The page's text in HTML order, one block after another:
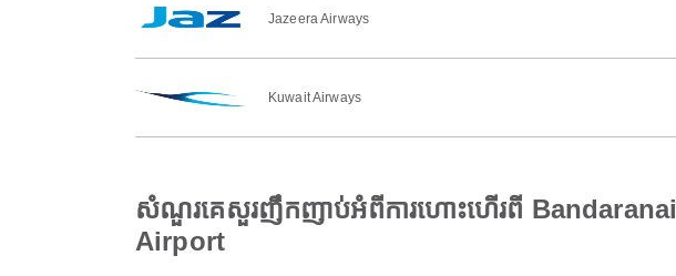
Jazeera Airways
Kuwait Airways
សំណួរគេសួរញឹកញាប់អំពីការហោះហើរពី
Airport